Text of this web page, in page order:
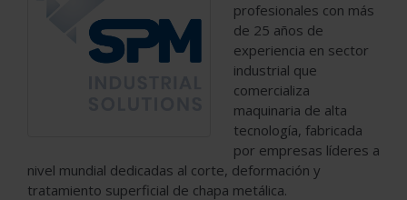
profesionales con más
de 25 años de
experiencia en sector
industrial que
comercializa
maquinaria de alta
tecnología, fabricada
por empresas líderes a
nivel mundial dedicadas al corte, deformación y
tratamiento superficial de chapa metálica.